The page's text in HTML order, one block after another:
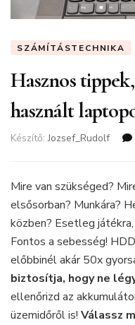
SZÁMÍTÁSTECHNIKA
Hasznos
használt
Készítő:Jozsef_Rudolf
Mire van szükséged?
elsősorban? Munkára?
közben? Esetleg
Fontos a sebesség!
előbbinél akár 50x
biztosítja, hogy ne
ellenőrizd az
üzemidőről is! Válassz